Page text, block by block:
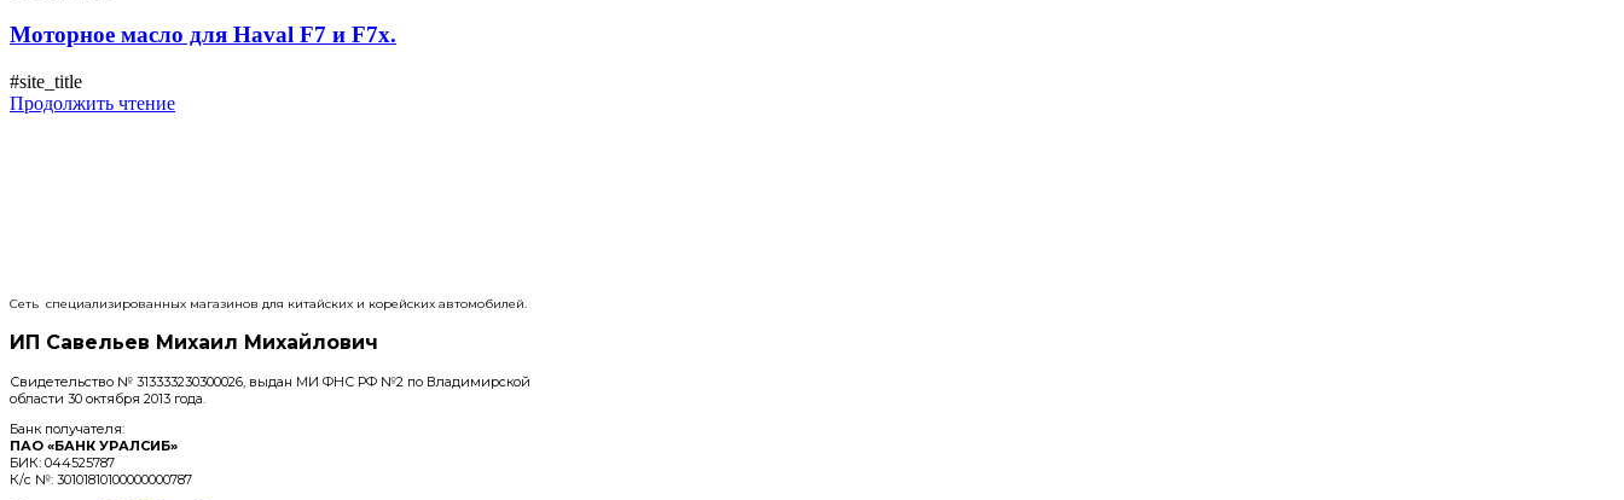
Моторное масло для Haval F7 и F7x.
#site_title
Продолжить чтение
Сеть специализированных магазинов для китайских и корейских автомобилей.
ИП Савельев Михаил Михайлович
Свидетельство № 313333230300026, выдан МИ ФНС РФ №2 по Владимирской
области 30 октября 2013 года.
Банк получателя:
ПАО «БАНК УРАЛСИБ»
БИК: 044525787
К/с №: 30101810100000000787